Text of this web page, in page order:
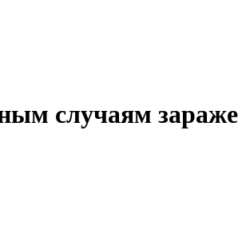
случаям